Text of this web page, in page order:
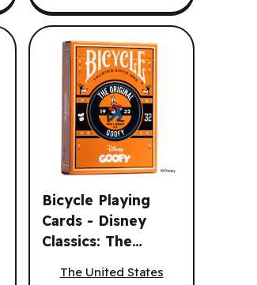
Bicycle Playing
Cards - Disney
Classics: The
The United States